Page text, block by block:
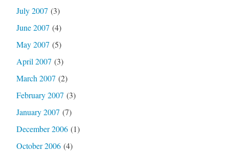
July 2007 (3)
June 2007 (4)
May 2007 (5)
April 2007 (3)
March 2007 (2)
February 2007 (3)
January 2007 (7)
December 2006(1)
October 2006(4)